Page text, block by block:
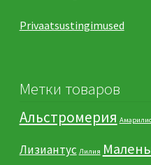
Privaatsustingimused
Метки товаров
Альстромерия Амарилис
Лизиантус Лилия